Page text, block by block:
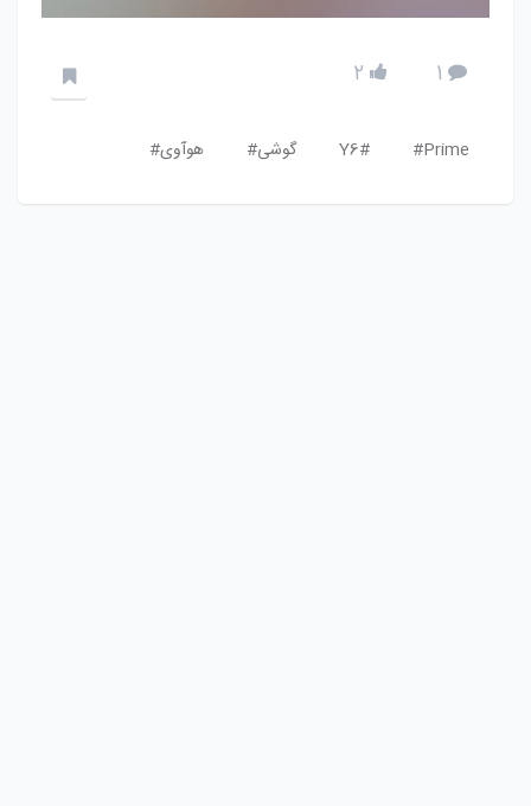
1
2
Prime#
Y6# گوشی# هوآوی#